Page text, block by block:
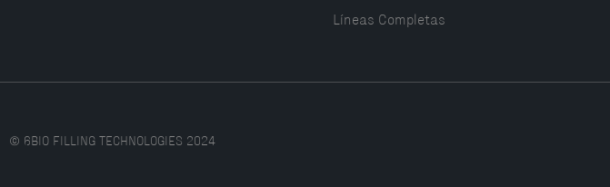
Líneas Completas
© 6BIO FILLING TECHNOLOGIES 2024